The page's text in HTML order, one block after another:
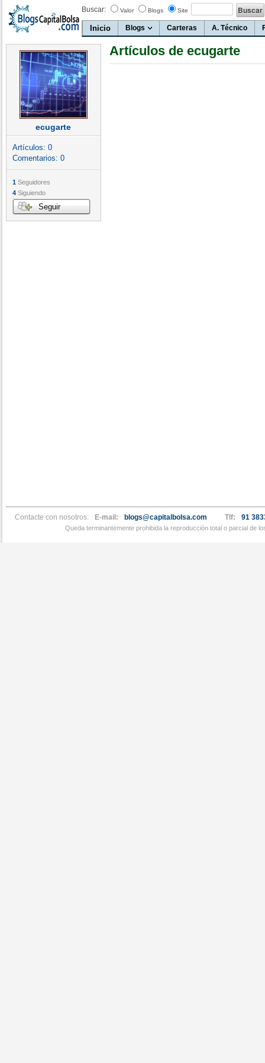
Buscar: Valor Blogs Site
Inicio Blogs Carteras A. Técnico
ecugarte
Artículos: 0
Comentarios: 0
1 Seguidores
4 Siguiendo
Seguir
Artículos de ecugarte
Contacte con nosotros: E-mail: blogs@capitalbolsa.com Tlf: 91
Queda terminantemente prohibida la reproducción total o parcial de